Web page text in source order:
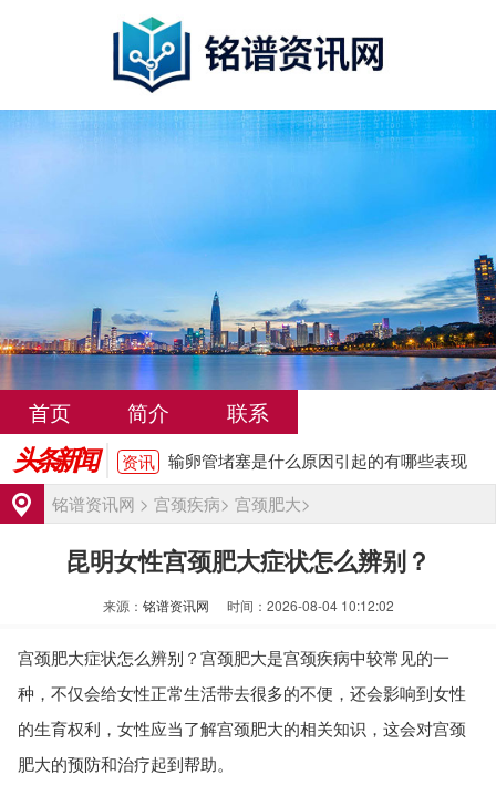
首页 简介 联系
头条新闻
输卵管堵塞是什么原因引起的有哪些表现
女性输卵管堵塞必须做手术才能怀孕吗
资讯 输卵管堵塞是什么原因引起的？需要检查
哪些项目
资讯 女性输卵管堵塞的常见症状有哪些
资讯 武汉输卵管堵塞治疗费用大概多少
资讯
洛阳输卵管堵塞怎么治疗费用大概多少
资讯 输卵管堵塞是什么原因引起的有哪些表现
资讯 女性输卵管堵塞必须做手术才能怀孕吗
哪些项目
资讯 女性输卵管堵塞的常见症状有哪些
资讯 武汉输卵管堵塞治疗费用大概多少
资讯
洛阳输卵管堵塞怎么治疗费用大概多少
资讯 输卵管堵塞是什么原因引起的有哪些表现
资讯 女性输卵管堵塞必须做手术才能怀孕吗
资讯 输卵管堵塞是什么原因引起的？需要检查
铭谱资讯网 > 宫颈疾病> 宫颈肥大>
昆明女性宫颈肥大症状怎么辨别？
来源： 铭谱资讯网 时间：2026-08-04 10:12:02
宫颈肥大症状怎么辨别？宫颈肥大是宫颈疾病中较常见的一
种，不仅会给女性正常生活带去很多的不便，还会影响到女性
的生育权利，女性应当了解宫颈肥大的相关知识，这会对宫颈
肥大的预防和治疗起到帮助。